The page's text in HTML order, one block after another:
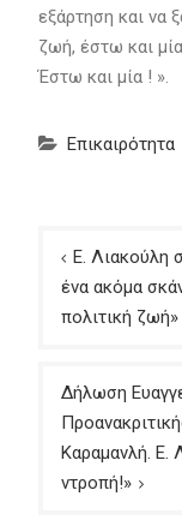
εξάρτηση και να
ζωή, έστω και
Έστω και μία ! ».
Επικαιρότητα
Πλοήγηση
άρθρων
Ε. Λιακούλη
ένα ακόμα
πολιτική ζωή»
Δήλωση
Καραμανλή. Ε.
ντροπή!»